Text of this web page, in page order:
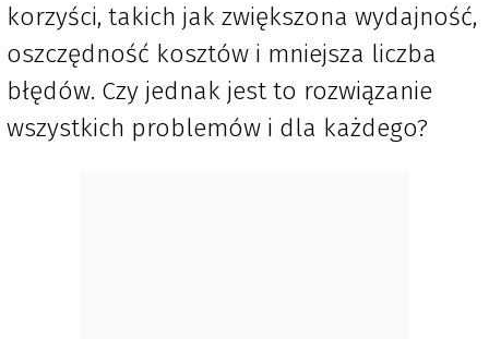
korzyści, takich jak zwiększona wydajność,
oszczędność kosztów i mniejsza liczba
błędów. Czy jednak jest to rozwiązanie
wszystkich problemów i dla każdego?